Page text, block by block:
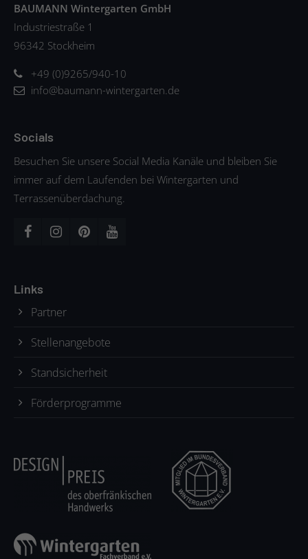
BAUMANN Wintergarten GmbH
Industriestraße 1
96342 Stockheim
+49 (0)9265/940-10
info@baumann-wintergarten.de
Socials
Besuchen Sie unsere Social Media Kanäle und bleiben Sie
immer auf dem Laufenden bei Wintergarten und
Terrassenüberdachung.
Links
Partner
Stellenangebote
Standsicherheit
Förderprogramme